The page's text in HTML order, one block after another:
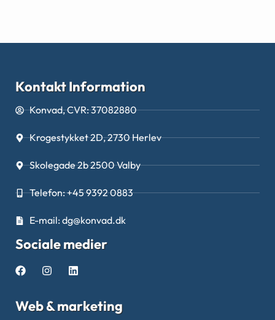
Kontakt Information
Konvad, CVR: 37082880
Krogestykket 2D, 2730 Herlev
Skolegade 2b 2500 Valby
Telefon: +45 9392 0883
E-mail: dg@konvad.dk
Sociale medier
Web & marketing